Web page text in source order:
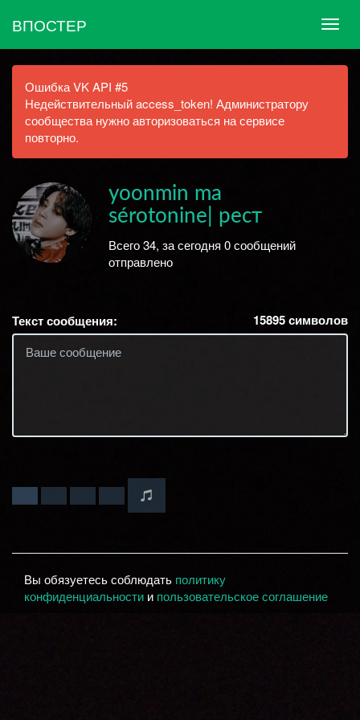
ВПОСТЕР
Ошибка VK API #5
Недействительный access_token! Администратору
сообщества нужно авторизоваться на сервисе
повторно.
yoonmin ma
sérotonine| рест
Всего 34, за сегодня 0 сообщений
отправлено
Текст сообщения: 15895символов
Вы обязуетесь соблюдать политику
конфиденциальности и пользовательское соглашение